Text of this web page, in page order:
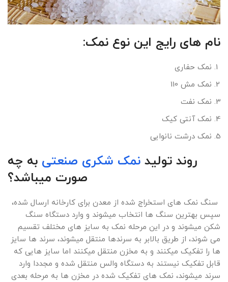
نام های رایج این نوع نمک:
نمک حفاری
نمک مش 110
نمک نفت
نمک آنتی کیک
نمک درشت نانوایی
روند تولید نمک شکری صنعتی به چه
صورت میباشد؟
سنگ نمک های استخراج شده از معدن برای کارخانه ارسال شده،
سپس بهترین سنگ ها انتخاب میشوند و وارد دستگاه سنگ
شکن میشوند و در این مرحله نمک به سایز های مختلف تقسیم
می شوند، از طریق بالابر به سرندها منتقل میشوند، سرند ها سایز
ها را تفکیک میکنند و به مخزن منتقل میکنند اما سایز هایی که
قابل تفکیک نیستند به دستگاه والس منتقل شده و مجددا وارد
سرند میشوند، نمک های تفکیک شده در مخزن ها به مرحله بعدی